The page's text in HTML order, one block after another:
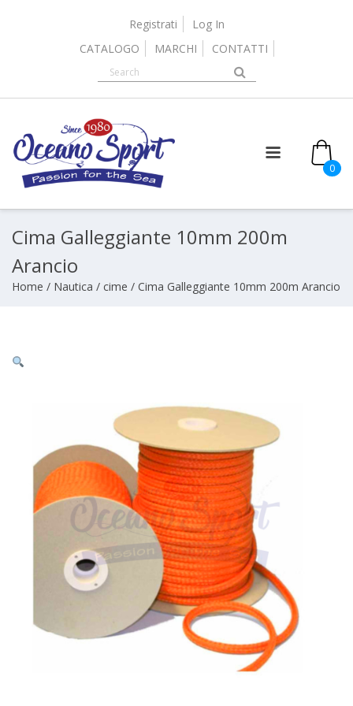
Registrati
Log In
CATALOGO
MARCHI CONTATTI
0
Cima Galleggiante 10mm 200m
Arancio
Home / Nautica / cime / Cima Galleggiante 10mm 200m Arancio